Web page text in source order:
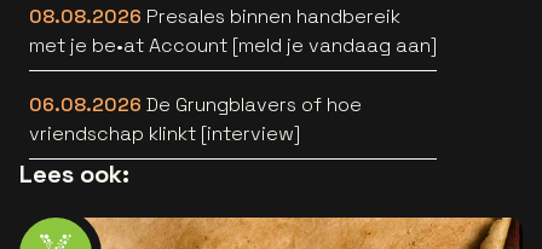
08.08.2026 Presales binnen handbereik
met je be•at Account [meld je vandaag aan]
06.08.2026 De Grungblavers of hoe
vriendschap klinkt [interview]
Lees ook: